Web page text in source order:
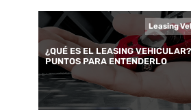
Leasing
¿QUÉ ES EL LEASING
PUNTOS PARA ENTENDERLO